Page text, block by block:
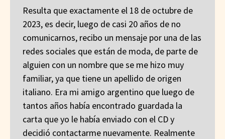
Resulta que exactamente el 18 de octubre de
2023, es decir, luego de casi 20 años de no
comunicarnos, recibo un mensaje por una de las
redes sociales que están de moda, de parte de
alguien con un nombre que se me hizo muy
familiar, ya que tiene un apellido de origen
italiano. Era mi amigo argentino que luego de
tantos años había encontrado guardada la
carta que yo le había enviado con el CD y
decidió contactarme nuevamente. Realmente